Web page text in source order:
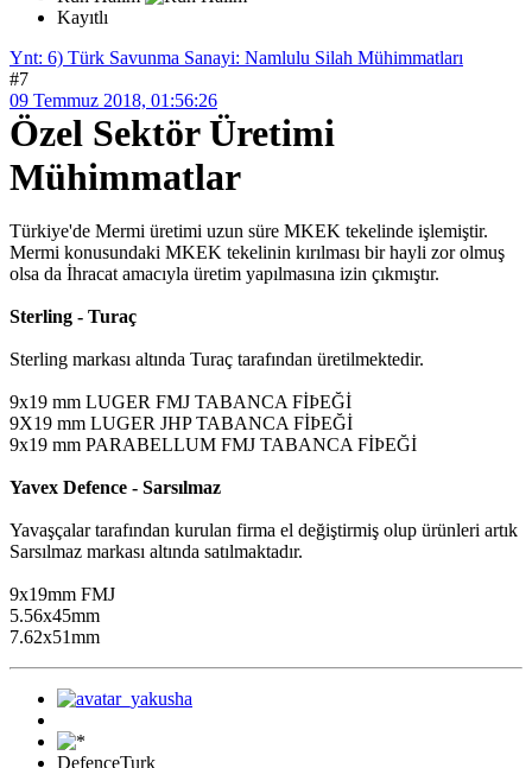
Kayıtlı
Ynt: 6) Türk Savunma Sanayi: Namlulu Silah Mühimmatları
#7
09 Temmuz 2018, 01:56:26
Özel Sektör Üretimi
Mühimmatlar
Türkiye'de Mermi üretimi uzun süre MKEK tekelinde işlemiştir.
Mermi konusundaki MKEK tekelinin kırılması bir hayli zor olmuş
olsa da İhracat amacıyla üretim yapılmasına izin çıkmıştır.
Sterling - Turaç
Sterling markası altında Turaç tarafından üretilmektedir.
9x19 mm LUGER FMJ TABANCA FİÞEĞİ
9X19 mm LUGER JHP TABANCA FİÞEĞİ
9x19 mm PARABELLUM FMJ TABANCA FİÞEĞİ
Yavex Defence - Sarsılmaz
Yavaşçalar tarafından kurulan firma el değiştirmiş olup ürünleri artık
Sarsılmaz markası altında satılmaktadır.
9x19mm FMJ
5.56x45mm
7.62x51mm
DefenceTurk